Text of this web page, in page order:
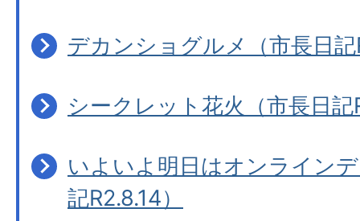
デカンショグルメ（市長日記
シークレット花火（市長日記
いよいよ明日はオンライン
記R2.8.14）